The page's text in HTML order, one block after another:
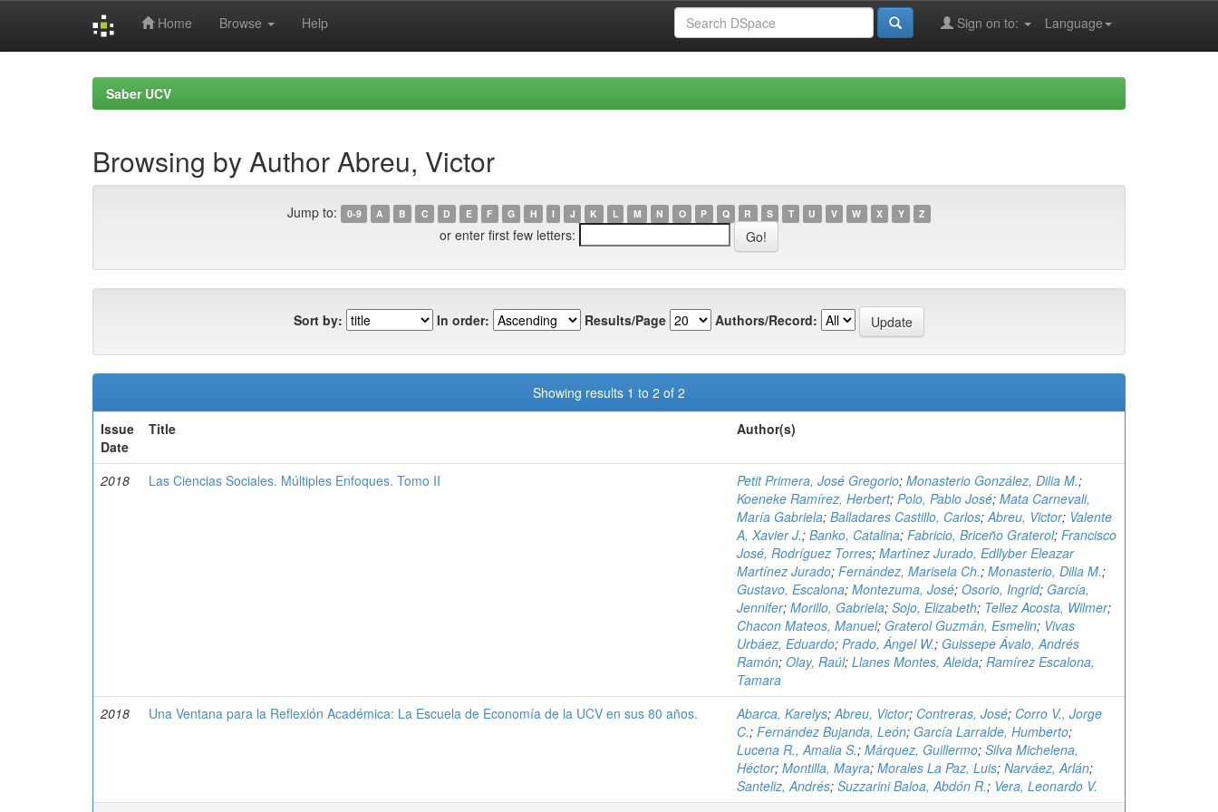
Home Browse Help Language
Sign on to:
Saber UCV
Browsing by Author Abreu, Victor
Jump to: 0-9 A B C D E F G H I J K L M N O P Q R S T U V W X Y Z
or enter first few letters:
Sort by: In order: Results/Page Authors/Record:
Showing results 1 to 2 of 2
Issue
Date
Title Author(s)
2018 Las Ciencias Sociales. Múltiples Enfoques. Tomo II Petit Primera, José Gregorio; Monasterio González, Dilia M.;
Koeneke Ramírez, Herbert; Polo, Pablo José; Mata Carnevali,
María Gabriela; Balladares Castillo, Carlos;Abreu, Victor; Valente
A, Xavier J.; Banko, Catalina; Fabricio, Briceño Graterol; Francisco
José, Rodríguez Torres; Martínez Jurado, Edllyber Eleazar
Martínez Jurado; Fernández, Marisela Ch.; Monasterio, Dilia M.;
Gustavo, Escalona; Montezuma, José; Osorio, Ingrid; García,
Jennifer; Morillo, Gabriela; Sojo, Elizabeth; Tellez Acosta, Wilmer;
Chacon Mateos, Manuel; Graterol Guzmán, Esmelin; Vivas
Urbáez, Eduardo; Prado, Ángel W.; Guissepe Ávalo, Andrés
Ramón; Olay, Raúl; Llanes Montes, Aleida; Ramírez Escalona,
Tamara
2018
Una Ventana para la Reflexión Académica: La Escuela de Economía de la UCV en sus 80 años. Abarca, Karelys;Abreu, Victor; Contreras, José; Corro V., Jorge
C.; Fernández Bujanda, León; García Larralde, Humberto;
Lucena R., Amalia S.; Márquez, Guillermo; Silva Michelena,
Héctor; Montilla, Mayra; Morales La Paz, Luis; Narváez, Arlán;
Santeliz, Andrés; Suzzarini Baloa, Abdón R.; Vera, Leonardo V.